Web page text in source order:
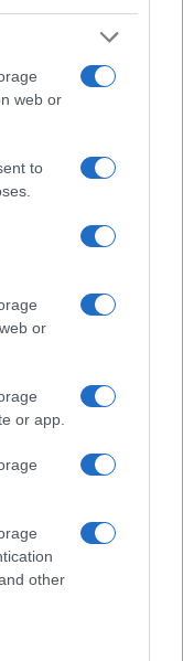
web or
to
or
or app.
other
de La
un bombero
un hotel